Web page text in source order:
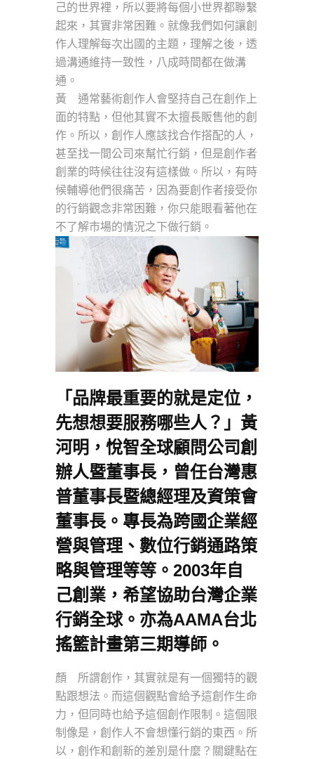
己的世界裡，所以要將每個小世界都聯繫
起來，其實非常困難。就像我們如何讓創
作人理解每次出國的主題，理解之後，透
過溝通維持一致性，八成時間都在做溝
通。
黃 通常藝術創作人會堅持自己在創作上
面的特點，但他其實不太擅長販售他的創
作。所以，創作人應該找合作搭配的人，
甚至找一間公司來幫忙行銷，但是創作者
創業的時候往往沒有這樣做。所以，有時
候輔導他們很痛苦，因為要創作者接受你
的行銷觀念非常困難，你只能眼看著他在
不了解市場的情況之下做行銷。
「品牌最重要的就是定位，
先想想要服務哪些人？」黃
河明，悅智全球顧問公司創
辦人暨董事長，曾任台灣惠
普董事長暨總經理及資策會
董事長。專長為跨國企業經
營與管理、數位行銷通路策
略與管理等等。2003年自
己創業，希望協助台灣企業
行銷全球。亦為AAMA台北
搖籃計畫第三期導師。
顏 所謂創作，其實就是有一個獨特的觀
點跟想法。而這個觀點會給予這創作生命
力，但同時也給予這個創作限制。這個限
制像是，創作人不會想懂行銷的東西。所
以，創作和創新的差別是什麼？關鍵點在